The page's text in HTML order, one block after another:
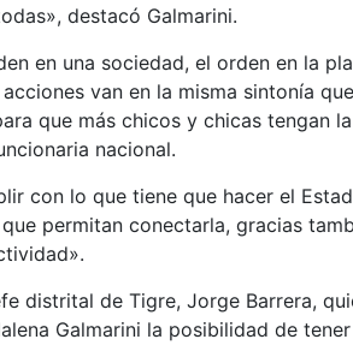
destacó Galmarini.
en una sociedad, el orden en la
van en la misma sintonía
que más chicos y chicas tengan
nacional.
con lo que tiene que hacer el
permitan conectarla, gracias
distrital de Tigre, Jorge Barrera,
Galmarini la posibilidad de